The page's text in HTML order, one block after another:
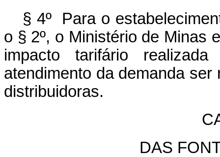
§ 4º Para o
o § 2º, o Ministério de Minas
impacto tarifário
atendimento da demanda
distribuidoras.
DAS